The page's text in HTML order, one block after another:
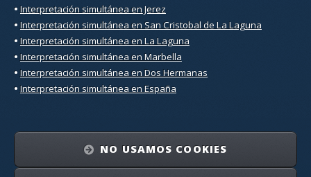
• Interpretación simultánea en Jerez
• Interpretación simultánea en San Cristobal de La Laguna
• Interpretación simultánea en La Laguna
• Interpretación simultánea en Marbella
• Interpretación simultánea en Dos Hermanas
• Interpretación simultánea en España
NO USAMOS COOKIES